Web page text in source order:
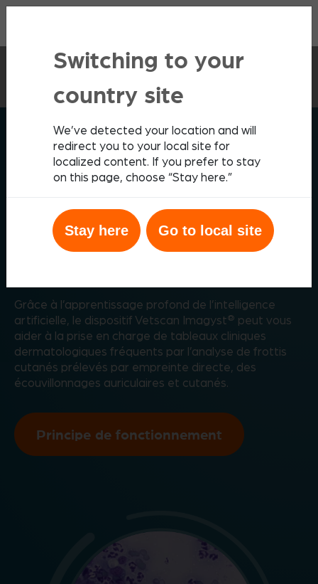
Les Analyseurs
Vetscan Imagyst
Dermatologie par IA
SOLUTIONS DIAGNOSTIQUES ZOETIS
Des solutions
dermatologiques efficaces
Grâce à l’apprentissage profond de l’intelligence
artificielle, le dispositif Vetscan Imagyst® peut vous
aider à la prise en charge de tableaux cliniques
dermatologiques fréquents par l’analyse de frottis
cutanés prélevés par empreinte directe, des
écouvillonnages auriculaires et cutanés.
Principe de fonctionnement
Switching to your
country site
We’ve detected your location and will
redirect you to your local site for
localized content. If you prefer to stay
on this page, choose “Stay here.”
Stay here Go to local site